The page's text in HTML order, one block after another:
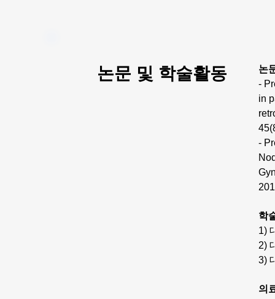
논
-
in
-
학
1)
2)
3)
의
논문 및 학술활동